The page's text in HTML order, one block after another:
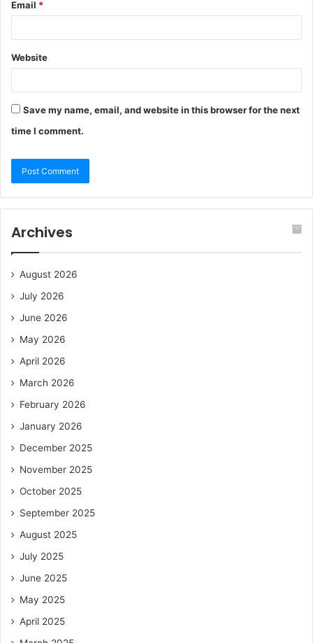
Email *
Website
Save my name, email, and website in this browser for the next
time I comment.
Archives
August 2026
July 2026
June 2026
May 2026
April 2026
March 2026
February 2026
January 2026
December 2025
November 2025
October 2025
September 2025
August 2025
July 2025
June 2025
May 2025
April 2025